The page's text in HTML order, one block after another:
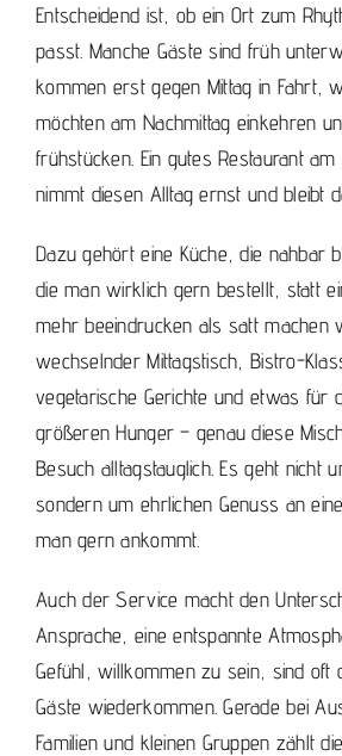
Entscheidend ist, ob ein Ort zum
passt. Manche Gäste sind früh
kommen erst gegen Mittag in Fahrt,
möchten am Nachmittag einkehren
frühstücken. Ein gutes Restaurant
nimmt diesen Alltag ernst und bleibt
Dazu gehört eine Küche, die nahbar
die man wirklich gern bestellt, statt
mehr beeindrucken als satt machen
wechselnder Mittagstisch, Bistro-
vegetarische Gerichte und etwas für
größeren Hunger – genau diese
Besuch alltagstauglich. Es geht nicht
sondern um ehrlichen Genuss an
man gern ankommt.
Auch der Service macht den
Ansprache, eine entspannte
Gefühl, willkommen zu sein, sind oft
Gäste wiederkommen. Gerade bei
Familien und kleinen Gruppen zählt